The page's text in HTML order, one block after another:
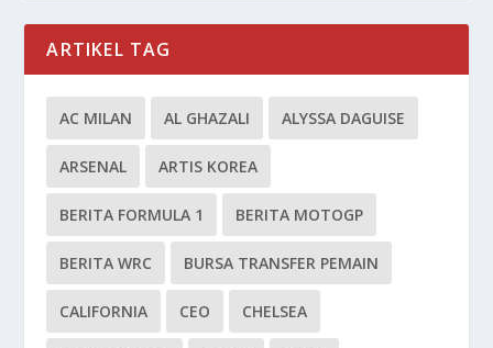
ARTIKEL TAG
AC MILAN AL GHAZALI ALYSSA DAGUISE
ARSENAL ARTIS KOREA
BERITA FORMULA 1 BERITA MOTOGP
BERITA WRC BURSA TRANSFER PEMAIN
CALIFORNIA CEO CHELSEA